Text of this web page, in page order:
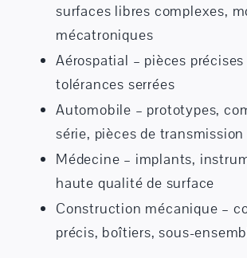
surfaces libres complexes,
mécatroniques
Aérospatial – pièces précises
tolérances serrées
Automobile – prototypes,
série, pièces de transmission
Médecine – implants,
haute qualité de surface
Construction mécanique –
précis, boîtiers, sous-